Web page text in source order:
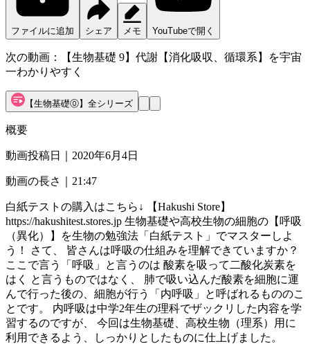
ファイルに追加 シェア メモ YouTubeで開く
次の動画：
【生物基礎 9】代謝【消化吸収、循環系】を宇宙
一わかりやすく
【生物基礎⓪】全シリーズ
概要
動画投稿日｜ 2020年6月4日
動画の長さ｜ 21:47
白紙テストの購入はこちら↓ 【Hakushi Store】
https://hakushitest.stores.jp 生物基礎や高校生物の細胞の【呼吸
（異化）】を生物の勉強法「白紙テスト」でマスターしよ
う！ さて、 皆さんは呼吸の仕組みを理解できていますか？
ここで言う「呼吸」と言うのは 酸素を吸って二酸化炭素を
はく と言うものではなく、 肺で吸い込んだ酸素を細胞に運
んで行った後の、細胞が行う「内呼吸」と呼ばれるもののこ
とです。 内呼吸は中学2年生の理科でザックリした内容を学
習するのですが、 今回は生物基礎、高校生物（理系）用に
利用できるよう、しっかりとしたものに仕上げました。